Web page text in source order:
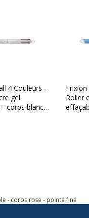
4 Couleurs -
gel
corps blanc -
Roller
- corps rose - pointe fine